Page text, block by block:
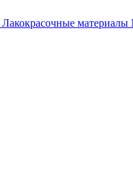
Лакокрасочные материалы